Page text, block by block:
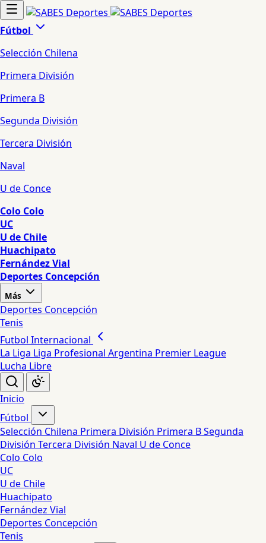
Fútbol
Selección Chilena
Primera División
Primera B
Segunda División
Tercera División
Naval
U de Conce
Colo Colo
UC
U de Chile
Huachipato
Fernández Vial
Deportes Concepción
Más
Deportes Concepción
Tenis
Futbol Internacional
La Liga Liga Profesional Argentina Premier League
Lucha Libre
Inicio
Fútbol
Selección Chilena Primera División Primera BSegunda
División Tercera División Naval U de Conce
Colo Colo
UC
U de Chile
Huachipato
Fernández Vial
Deportes Concepción
Tenis